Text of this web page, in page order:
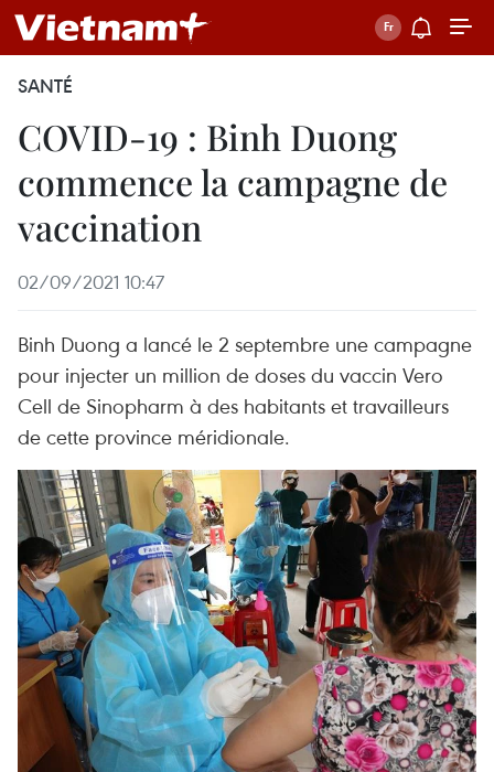
SANTÉ
COVID-19 : Binh Duong
commence la campagne de
vaccination
02/09/2021 10:47
Binh Duong a lancé le 2 septembre une campagne
pour injecter un million de doses du vaccin Vero
Cell de Sinopharm à des habitants et travailleurs
de cette province méridionale.